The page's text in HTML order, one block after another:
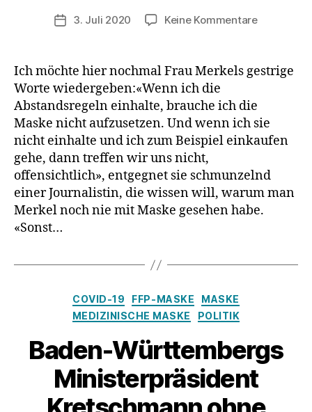
Veröffentlichungsdatum
3. Juli 2020 Keine Kommentarezu
Frau
Merkel
erstmals
eine
Alltags-
Ich möchte hier nochmal Frau Merkels gestrige
Worte wiedergeben:«Wenn ich die
Abstandsregeln einhalte, brauche ich die
Maske nicht aufzusetzen. Und wenn ich sie
nicht einhalte und ich zum Beispiel einkaufen
gehe, dann treffen wir uns nicht,
offensichtlich», entgegnet sie schmunzelnd
einer Journalistin, die wissen will, warum man
Merkel noch nie mit Maske gesehen habe.
«Sonst…
Kategorien
COVID-19 FFP-MASKE
MASKE
MEDIZINISCHE MASKE
POLITIK
Baden-Württembergs
Ministerpräsident